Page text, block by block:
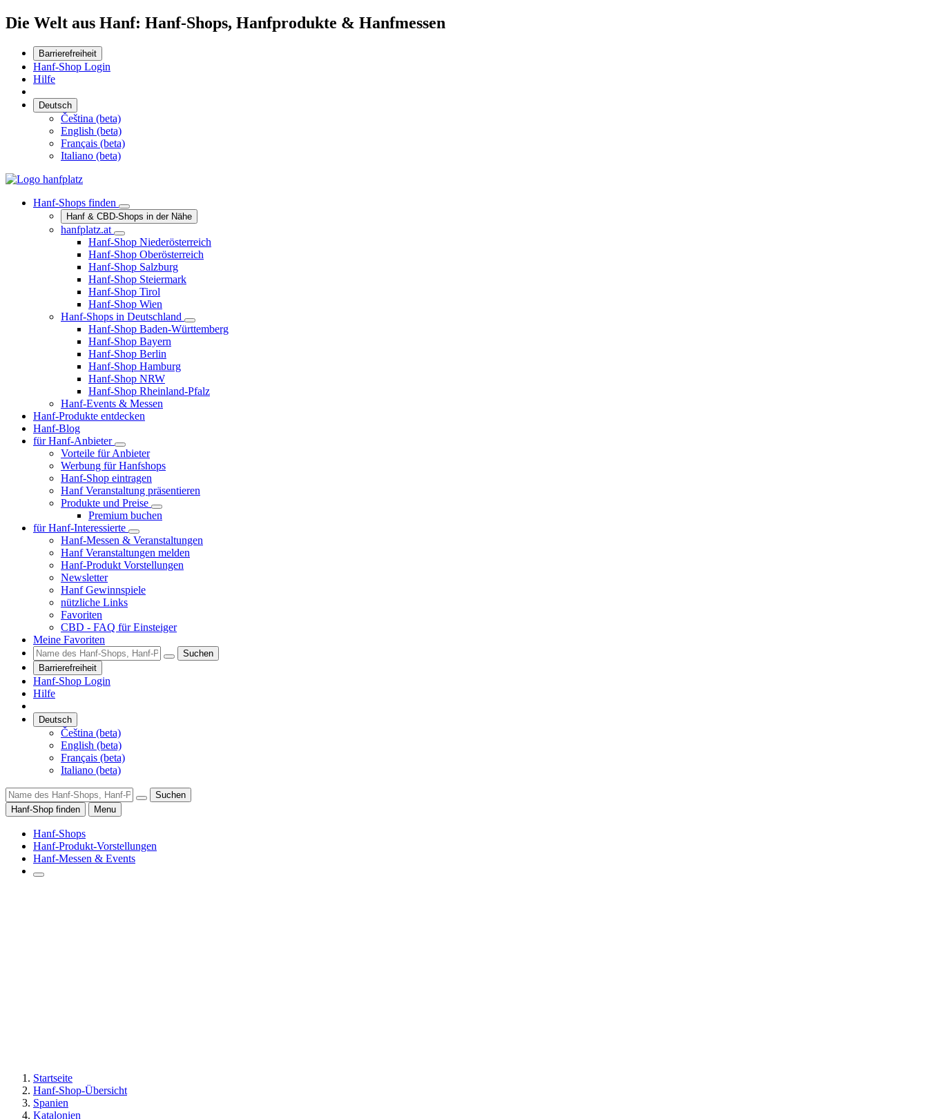
Die Welt aus Hanf: Hanf-Shops, Hanfprodukte & Hanfmessen
Barrierefreiheit
Hanf-Shop Login
Hilfe
Deutsch
Čeština (beta)
English (beta)
Français (beta)
Italiano (beta)
Hanf-Shops finden
Hanf & CBD-Shops in der Nähe
hanfplatz.at
Hanf-Shop Niederösterreich
Hanf-Shop Oberösterreich
Hanf-Shop Salzburg
Hanf-Shop Steiermark
Hanf-Shop Tirol
Hanf-Shop Wien
Hanf-Shops in Deutschland
Hanf-Shop Baden-Württemberg
Hanf-Shop Bayern
Hanf-Shop Berlin
Hanf-Shop Hamburg
Hanf-Shop NRW
Hanf-Shop Rheinland-Pfalz
Hanf-Events & Messen
Hanf-Produkte entdecken
Hanf-Blog
für Hanf-Anbieter
Vorteile für Anbieter
Werbung für Hanfshops
Hanf-Shop eintragen
Hanf Veranstaltung präsentieren
Produkte und Preise
Premium buchen
für Hanf-Interessierte
Hanf-Messen & Veranstaltungen
Hanf Veranstaltungen melden
Hanf-Produkt Vorstellungen
Newsletter
Hanf Gewinnspiele
nützliche Links
Favoriten
CBD - FAQ für Einsteiger
Meine Favoriten
Suchen
Barrierefreiheit
Hanf-Shop Login
Hilfe
Deutsch
Čeština (beta)
English (beta)
Français (beta)
Italiano (beta)
Suchen
Hanf-Shop finden
Menu
Hanf-Shops
Hanf-Produkt-Vorstellungen
Hanf-Messen & Events
Startseite
Hanf-Shop-Übersicht
Spanien
Katalonien